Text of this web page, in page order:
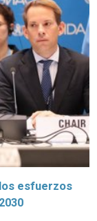
esfuerzos